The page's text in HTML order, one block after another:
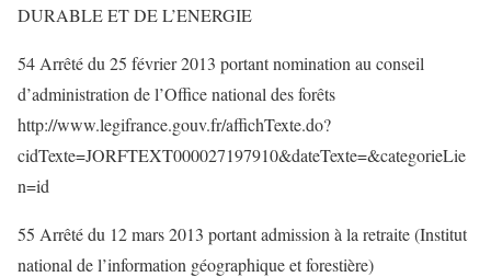
DURABLE ET DE L’ENERGIE
54 Arrêté du 25 février 2013 portant nomination au conseil
d’administration de l’Office national des forêts
http://www.legifrance.gouv.fr/affichTexte.do?
cidTexte=JORFTEXT000027197910&dateTexte=&categorieLie
n=id
55 Arrêté du 12 mars 2013 portant admission à la retraite (Institut
national de l’information géographique et forestière)